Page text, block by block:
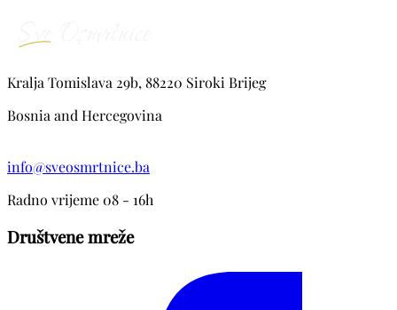
Kralja Tomislava 29b, 88220 Siroki Brijeg
Bosnia and Hercegovina
info@sveosmrtnice.ba
Radno vrijeme 08 - 16h
Društvene mreže